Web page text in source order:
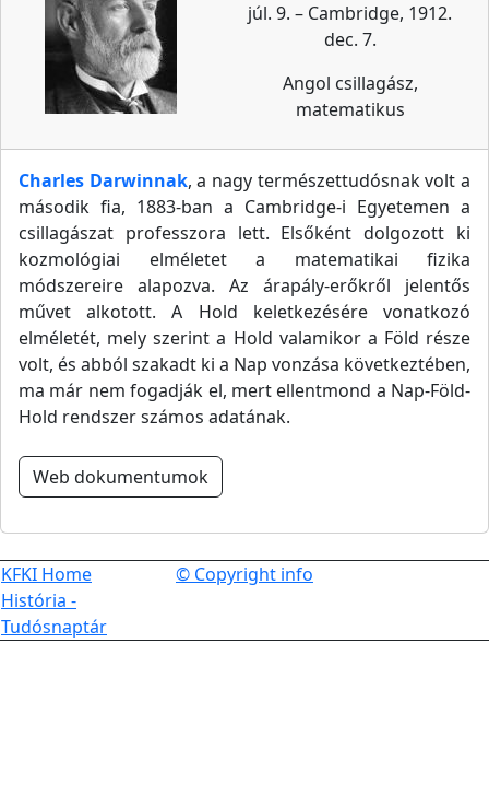
júl. 9. – Cambridge, 1912.
dec. 7.
Angol csillagász,
matematikus
Charles Darwinnak, a nagy természettudósnak volt a
második fia, 1883-ban a Cambridge-i Egyetemen a
csillagászat professzora lett. Elsőként dolgozott ki
kozmológiai elméletet a matematikai fizika
módszereire alapozva. Az árapály-erőkről jelentős
művet alkotott. A Hold keletkezésére vonatkozó
elméletét, mely szerint a Hold valamikor a Föld része
volt, és abból szakadt ki a Nap vonzása következtében,
ma már nem fogadják el, mert ellentmond a Nap-Föld-
Hold rendszer számos adatának.
Web dokumentumok
KFKI Home
História -
Tudósnaptár
© Copyright info